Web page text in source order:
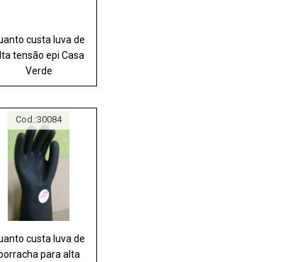
custa luva de
tensão epi Casa
Verde
Cod.:30084
custa luva de
para alta